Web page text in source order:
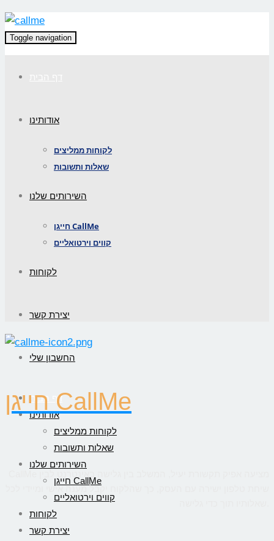
Toggle navigation
אודותינו
לקוחות ממליצים
שאלות ותשובות
השירותים שלנו
חייגן CallMe
קווים וירטואליים
לקוחות
יצירת קשר
החשבון שלי
דף הבית
אודותינו
לקוחות ממליצים
שאלות ותשובות
השירותים שלנו
חייגן CallMe
קווים וירטואליים
לקוחות
יצירת קשר
חייגן CallMe
שיחת טלפון ישירה עם העסק, כך שהלקוח יקבל מענה אישי ומיידי לכל